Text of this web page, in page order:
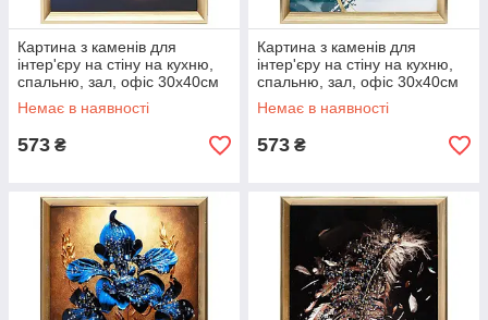
Картина з каменів для
інтер'єру на стіну на кухню,
спальню, зал, офіс 30х40см
«Сакура»
Немає в наявності
573 ₴
Картина з каменів для
інтер'єру на стіну на кухню,
спальню, зал, офіс 30х40см
«Дві біло-золоті квітки»
Немає в наявності
573 ₴